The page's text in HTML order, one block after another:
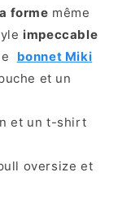
forme même
impeccable
bonnet Miki
et un
et un t-shirt
oversize et